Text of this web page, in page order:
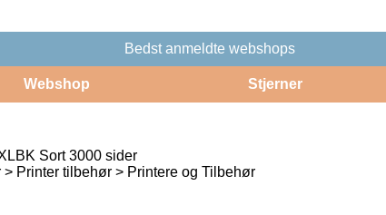
Bedst anmeldte webshops
Webshop Stjerner
Sort 3000 sider
Printer tilbehør > Printere og Tilbehør